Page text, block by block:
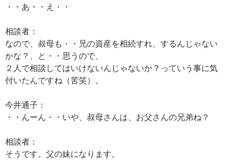
・・あ・・え・・
相談者：
なので、叔母も・・兄の資産を相続すれ、するんじゃない
かな？、と・・思うので、
２人で相談してはいけないんじゃないか？っていう事に気
付いたんですね（苦笑）。
今井通子：
・・んーん・・いや、叔母さんは、お父さんの兄弟ね？
相談者：
そうです。父の妹になります。